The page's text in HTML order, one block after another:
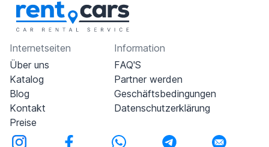
Internetseiten
Über uns
Katalog
Blog
Kontakt
Preise
Information
FAQ'S
Partner werden
Geschäftsbedingungen
Datenschutzerklärung